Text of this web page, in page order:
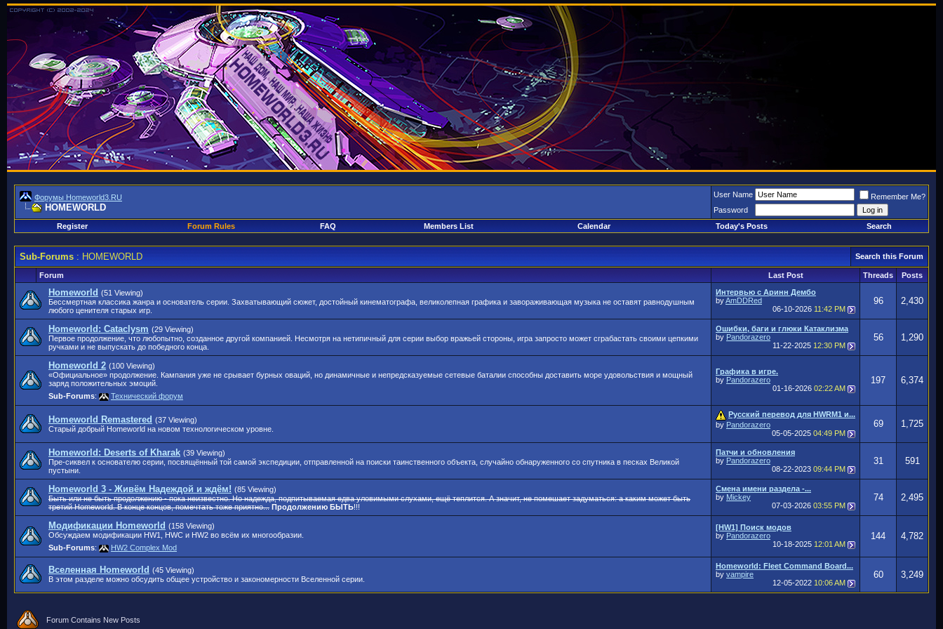
Форумы Homeworld3.RU
HOMEWORLD
User Name
Remember Me?
Password
Register
Forum Rules FAQ Members List Calendar Today's Posts Search
Sub-Forums: HOMEWORLD Search this Forum
Forum Last Post Threads Posts
Homeworld (51 Viewing)
Бессмертная классика жанра и основатель серии. Захватывающий сюжет, достойный кинематографа, великолепная графика и завораживающая музыка не оставят равнодушным
любого ценителя старых игр.
Интервью с Аринн Дембо
byAmDDRed
06-10-2026 11:42 PM
96 2,430
Homeworld: Cataclysm (29 Viewing)
Первое продолжение, что любопытно, созданное другой компанией. Несмотря на нетипичный для серии выбор вражьей стороны, игра запросто может сграбастать своими цепкими
ручками и не выпускать до победного конца.
Ошибки, баги и глюки Катаклизма
by Pandorazero
11-22-2025 12:30 PM
56 1,290
Homeworld 2 (100 Viewing)
«Официальное» продолжение. Кампания уже не срывает бурных оваций, но динамичные и непредсказуемые сетевые баталии способны доставить море удовольствия и мощный
заряд положительных эмоций.
Sub-Forums: Технический форум
Графика в игре.
by Pandorazero
01-16-2026 02:22 AM
197 6,374
Homeworld Remastered (37 Viewing)
Старый добрый Homeworld на новом технологическом уровне.
Русский перевод для HWRM1 и...
by Pandorazero
05-05-2025 04:49 PM
69 1,725
Homeworld: Deserts of Kharak (39 Viewing)
Пре-сиквел к основателю серии, посвящённый той самой экспедиции, отправленной на поиски таинственного объекта, случайно обнаруженного со спутника в песках Великой
пустыни.
Патчи и обновления
by Pandorazero
08-22-2023 09:44 PM
31 591
Homeworld 3 - Живём Надеждой и ждём! (85 Viewing)
Быть или не быть продолжению - пока неизвестно. Но надежда, подпитываемая едва уловимыми слухами, ещё теплится. А значит, не помешает задуматься: а каким может быть
третий Homeworld. В конце концов, помечтать тоже приятно... Продолжению БЫТЬ!!!
Смена имени раздела -...
by Mickey
07-03-2026 03:55 PM
74 2,495
Модификации Homeworld (158 Viewing)
Обсуждаем модификации HW1, HWC и HW2 во всём их многообразии.
Sub-Forums: HW2 Complex Mod
[HW1] Поиск модов
by Pandorazero
10-18-2025 12:01 AM
144 4,782
Вселенная Homeworld (45 Viewing)
В этом разделе можно обсудить общее устройство и закономерности Вселенной серии.
Homeworld: Fleet Command Board...
by vampire
12-05-2022 10:06 AM
60 3,249
Forum Contains New Posts